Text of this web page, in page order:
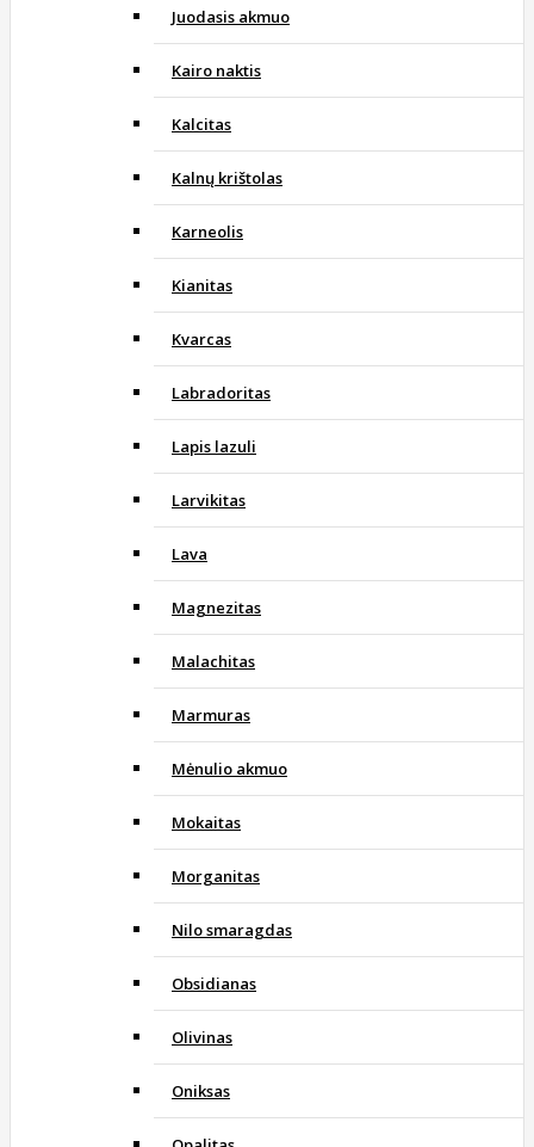
Juodasis akmuo
Kairo naktis
Kalcitas
Kalnų krištolas
Karneolis
Kianitas
Kvarcas
Labradoritas
Lapis lazuli
Larvikitas
Lava
Magnezitas
Malachitas
Marmuras
Mėnulio akmuo
Mokaitas
Morganitas
Nilo smaragdas
Obsidianas
Olivinas
Oniksas